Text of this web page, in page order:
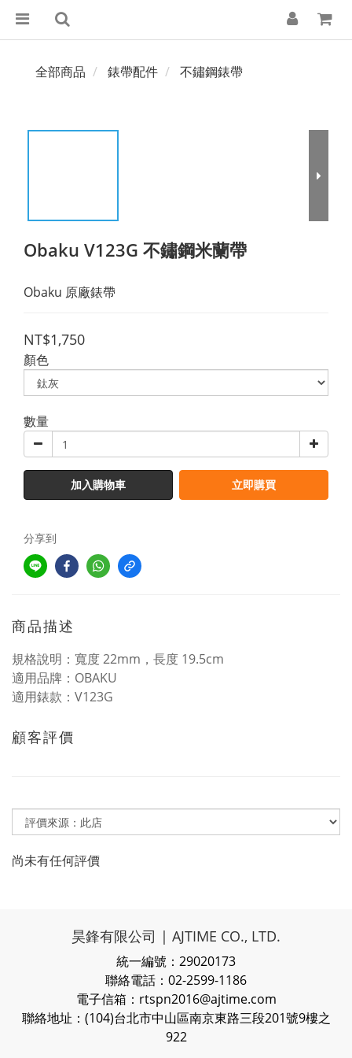
全部商品 錶帶配件 不鏽鋼錶帶
Obaku V123G 不鏽鋼米蘭帶
Obaku 原廠錶帶
NT$1,750
顏色
數量
加入購物車 立即購買
分享到
商品描述
規格說明：寬度 22mm，長度 19.5cm
適用品牌：OBAKU
適用錶款：V123G
顧客評價
尚未有任何評價
昊鋒有限公司 | AJTIME CO., LTD.
統一編號：29020173
聯絡電話：02-2599-1186
電子信箱：rtspn2016@ajtime.com
聯絡地址：(104)台北市中山區南京東路三段201號9樓之
922